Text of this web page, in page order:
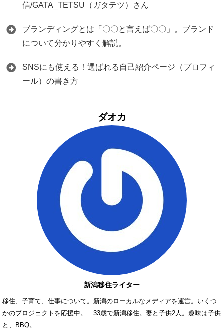
信/GATA_TETSU（ガタテツ）さん
ブランディングとは「〇〇と言えば〇〇」。ブランド
について分かりやすく解説。
SNSにも使える！選ばれる自己紹介ページ（プロフィ
ール）の書き方
ダオカ
新潟移住ライター
移住、子育て、仕事について。新潟のローカルなメディアを運営。いくつ
かのプロジェクトを応援中。｜33歳で新潟移住。妻と子供2人。趣味は子供
と、BBQ。